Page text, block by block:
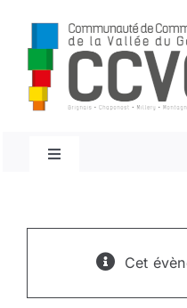
Navigation
Conseils Cet